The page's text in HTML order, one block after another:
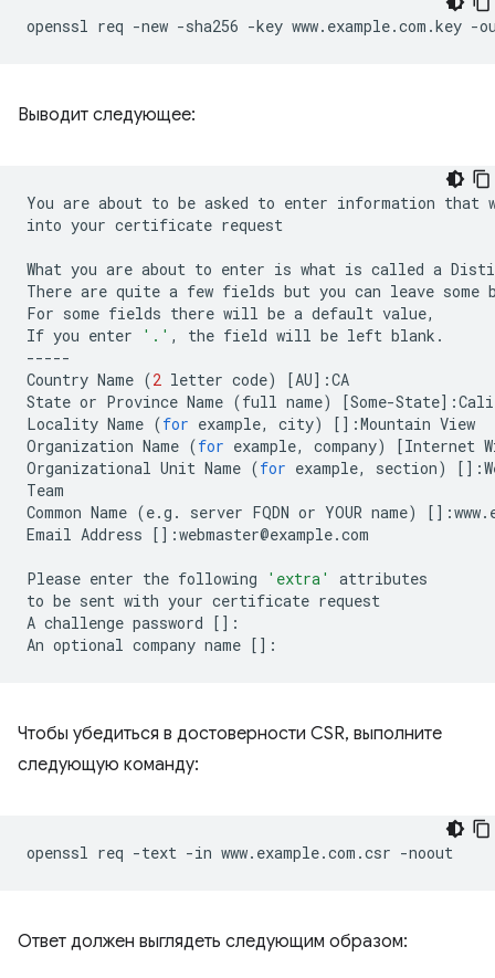
openssl req -new -sha256 -key www.example.com.key -
Выводит следующее:
You are about to be asked to enter information that
into your certificate request
What you are about to enter is what is called a
There are quite a few fields but you can leave some
For some fields there will be a default value,
If you enter '.' , the field will be left blank.
-----
Country Name (2 letter code) [AU] :CA
State or Province Name (full name) [Some-State]
Locality Name (for example, city) [] :Mountain View
Organization Name (for example, company) [Internet
Organizational Unit Name (for example, section) []
Team
Common Name (e.g. server FQDN or YOUR name) []
Email Address [] :webmaster@example.com
Please enter the following 'extra'
attributes
to be sent with your certificate request
A challenge password [] :
An optional company name []
Чтобы убедиться в достоверности CSR, выполните
следующую команду:
openssl req -text -in www.example.com.csr
Ответ должен выглядеть следующим образом: